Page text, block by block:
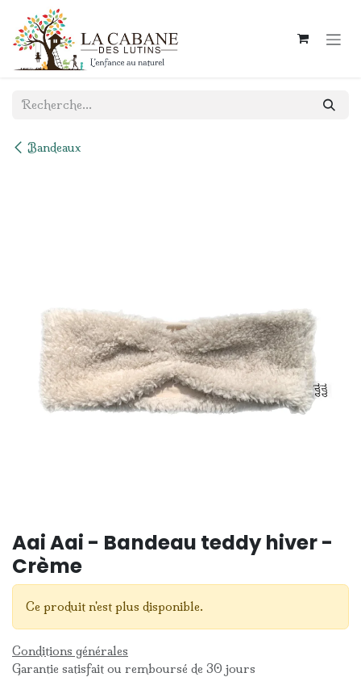
Se rendre au contenu
Bandeaux
Aai Aai - Bandeau teddy hiver -
Crème
Ce produit n'est plus disponible.
Conditions générales
Garantie satisfait ou remboursé de 30 jours